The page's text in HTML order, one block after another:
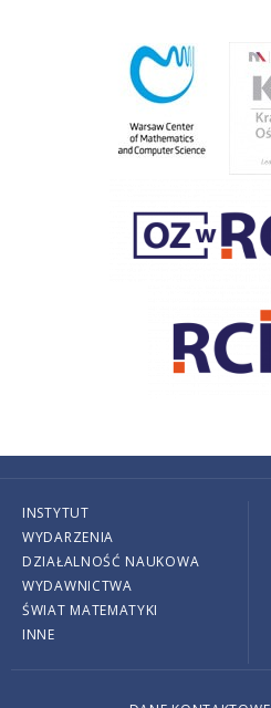
INSTYTUT
WYDARZENIA
DZIAŁALNOŚĆ NAUKOWA
WYDAWNICTWA
ŚWIAT MATEMATYKI
INNE